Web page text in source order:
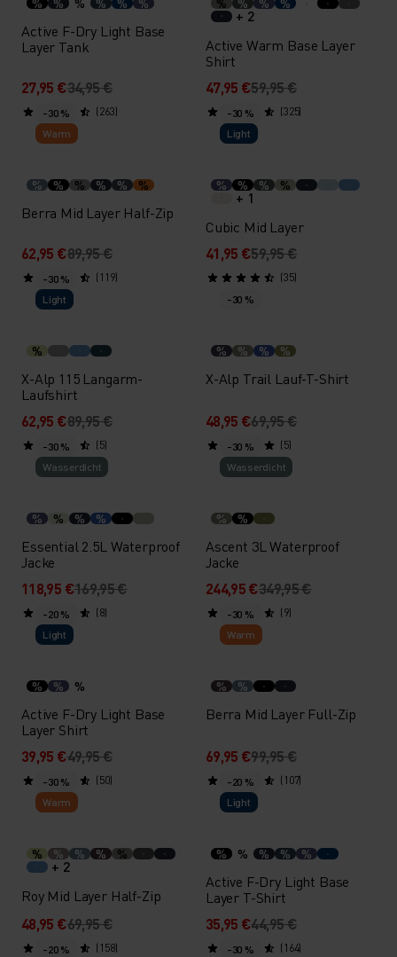
Active F-Dry Light Base
Layer Tank
27,95 €34,95 €
(263)
+ 2
Active Warm Base Layer
Shirt
47,95 €59,95 €
(325)
-30 %
Warm
% % % % % %
Berra Mid Layer Half-Zip
62,95 €89,95 €
(119)
-30 %
Light
% % % %
+ 1
Cubic Mid Layer
41,95 €59,95 €
(35)
-30 %
Light
%
X-Alp 115 Langarm-
Laufshirt
62,95 €89,95 €
(5)
-30 %
% % % %
X-Alp Trail Lauf-T-Shirt
48,95 €69,95 €
(5)
-30 %
Wasserdicht
% % % %
Essential 2.5L Waterproof
Jacke
118,95 €169,95 €
(8)
-30 %
Wasserdicht
% %
Ascent 3L Waterproof
Jacke
244,95 €349,95 €
(9)
-20 %
Light
% % %
Active F-Dry Light Base
Layer Shirt
39,95 €49,95 €
(50)
-30 %
Warm
% %
Berra Mid Layer Full-Zip
69,95 €99,95 €
(107)
-30 %
Warm
% % % % %
+ 2
Roy Mid Layer Half-Zip
48,95 €69,95 €
(158)
-20 %
Light
% % % % %
Active F-Dry Light Base
Layer T-Shirt
35,95 €44,95 €
(164)
-20 %
-30 %